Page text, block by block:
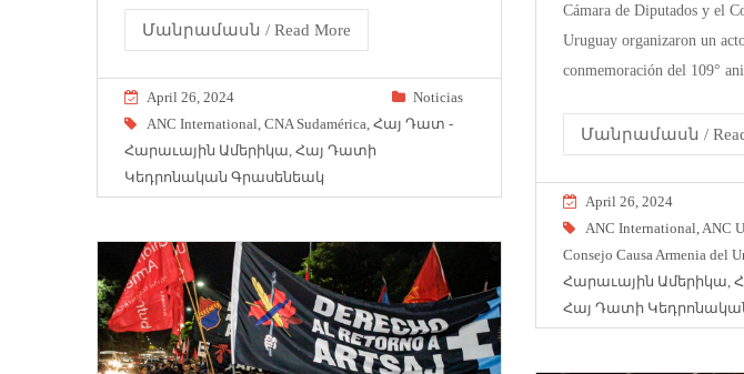
Մանրամասն / Read More
April 26, 2024
Noticias
ANC International CNA Sudamérica Հայ Դատ -
Հարաւային Ամերիկա Հայ Դատի
Կեդրոնական Գրասենեակ
Cámara de Diputados y el
Uruguay organizaron un
conmemoración del 109°
Մանրամասն / Read
April 26, 2024
ANC International ANC
Consejo Causa Armenia del
Հարաւային Ամերիկա
Հայ Դատի